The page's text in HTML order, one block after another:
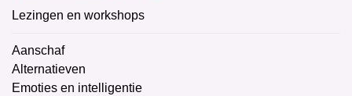
Lezingen en workshops
Aanschaf
Alternatieven
Emoties en intelligentie